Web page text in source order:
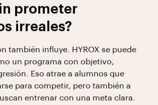
prometer
irreales?
también influye. HYROX se puede
un programa con objetivo,
Eso atrae a alumnos que
para competir, pero también a
entrenar con una meta clara.